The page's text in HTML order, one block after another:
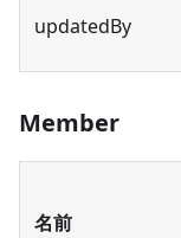
updatedBy
Member
名前